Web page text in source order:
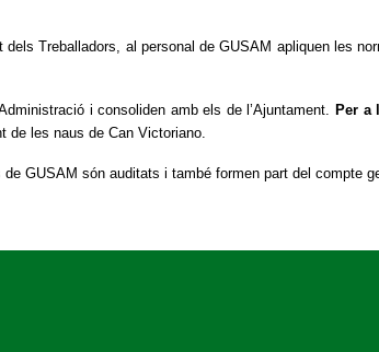
Treballadors, al personal de GUSAM apliquen les
i consoliden amb els de l’Ajuntament. Per a
de les naus de Can Victoriano.
GUSAM són auditats i també formen part del compte